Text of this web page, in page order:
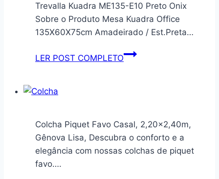
Trevalla Kuadra ME135-E10 Preto Onix
Sobre o Produto Mesa Kuadra Office
135X60X75cm Amadeirado / Est.Preta…
LER POST COMPLETOMesa
Kuadra
ME135-
E10
Colcha Piquet Favo Casal, 2,20×2,40m,
Gênova Lisa, Descubra o conforto e a
elegância com nossas colchas de piquet
favo….